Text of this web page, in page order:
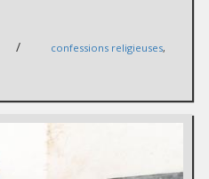
/ confessions religieuses,